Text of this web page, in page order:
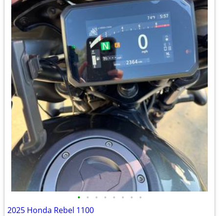
• • • • • • • •
2025 Honda Rebel 1100